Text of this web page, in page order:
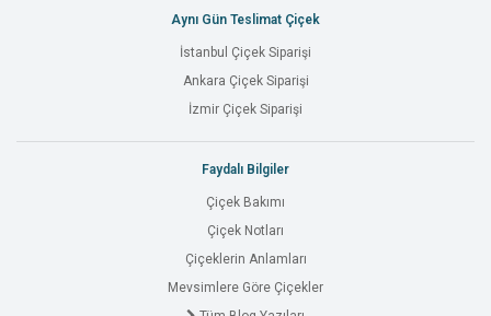
Aynı Gün Teslimat Çiçek
İstanbul Çiçek Siparişi
Ankara Çiçek Siparişi
İzmir Çiçek Siparişi
Faydalı Bilgiler
Çiçek Bakımı
Çiçek Notları
Çiçeklerin Anlamları
Mevsimlere Göre Çiçekler